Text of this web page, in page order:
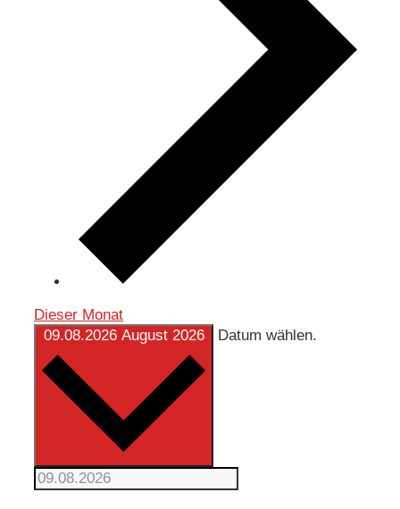
Dieser Monat
09.08.2026 August 2026 Datum wählen.